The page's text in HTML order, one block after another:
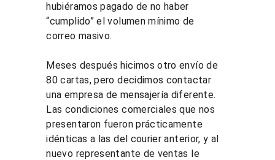
hubiéramos pagado de no haber
“cumplido” el volumen mínimo de
correo masivo.
Meses después hicimos otro envío de
80 cartas, pero decidimos contactar
una empresa de mensajería diferente.
Las condiciones comerciales que nos
presentaron fueron prácticamente
idénticas a las del courier anterior, y al
nuevo representante de ventas le